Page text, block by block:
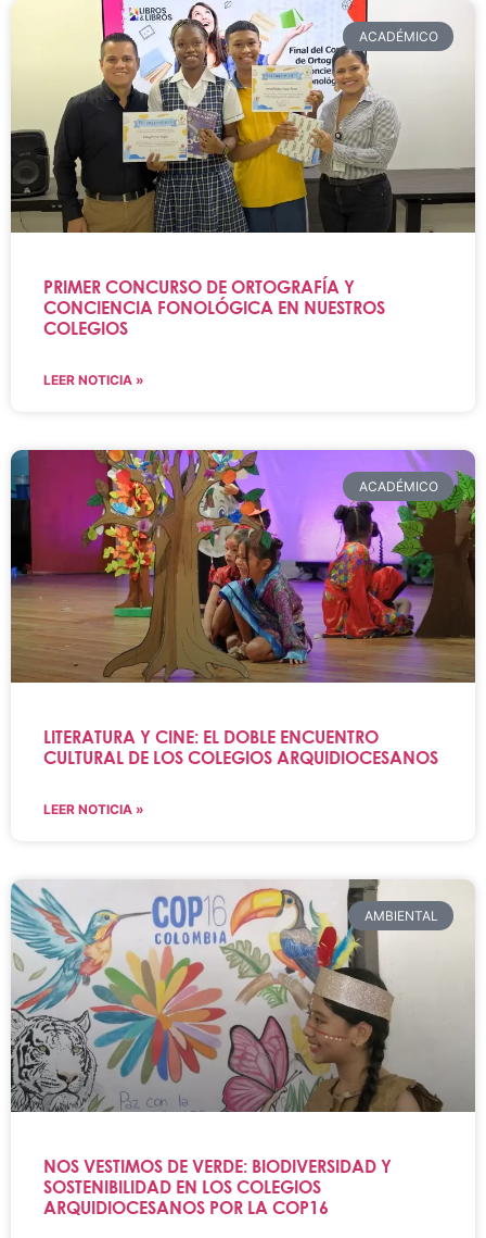
ACADÉMICO
PRIMER CONCURSO DE ORTOGRAFÍA Y
CONCIENCIA FONOLÓGICA EN NUESTROS
COLEGIOS
LEER NOTICIA »
ACADÉMICO
LITERATURA Y CINE: EL DOBLE ENCUENTRO
CULTURAL DE LOS COLEGIOS ARQUIDIOCESANOS
LEER NOTICIA »
AMBIENTAL
NOS VESTIMOS DE VERDE: BIODIVERSIDAD Y
SOSTENIBILIDAD EN LOS COLEGIOS
ARQUIDIOCESANOS POR LA COP16